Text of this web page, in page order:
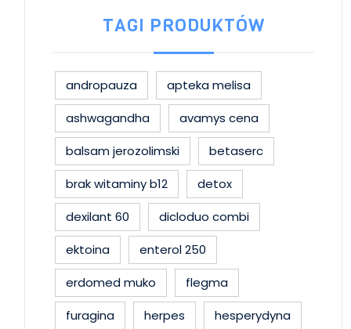
TAGI PRODUKTÓW
andropauza
apteka melisa
ashwagandha
avamys cena
balsam jerozolimski
betaserc
brak witaminy b12
detox
dexilant 60
dicloduo combi
ektoina
enterol 250
erdomed muko
flegma
furagina
herpes
hesperydyna